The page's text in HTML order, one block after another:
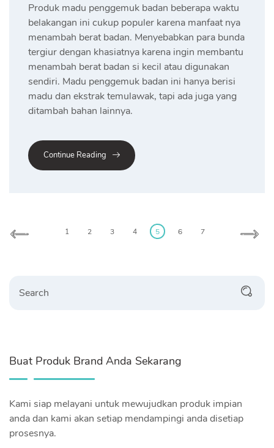
Produk madu penggemuk badan beberapa waktu
belakangan ini cukup populer karena manfaat nya
menambah berat badan. Menyebabkan para bunda
tergiur dengan khasiatnya karena ingin membantu
menambah berat badan si kecil atau digunakan
sendiri. Madu penggemuk badan ini hanya berisi
madu dan ekstrak temulawak, tapi ada juga yang
ditambah bahan lainnya.
Continue Reading
pagination
1 2 3 4 5 6 7
Buat Produk Brand Anda Sekarang
Kami siap melayani untuk mewujudkan produk impian
anda dan kami akan setiap mendampingi anda disetiap
prosesnya.